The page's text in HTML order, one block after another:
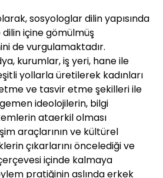
sosyologlar dilin yapısında
içine gömülmüş
de vurgulamaktadır.
kurumlar, iş yeri, hane ile
yollarla üretilerek kadınları
ve tasvir etme şekilleri ile
ideolojilerin, bilgi
ataerkil olması
araçlarının ve kültürel
çıkarlarını öncelediği ve
içinde kalmaya
pratiğinin aslında erkek